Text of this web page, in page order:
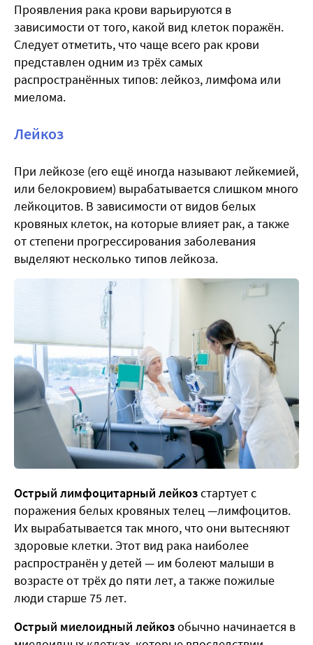
Проявления рака крови варьируются в
зависимости от того, какой вид клеток поражён.
Следует отметить, что чаще всего рак крови
представлен одним из трёх самых
распространённых типов: лейкоз, лимфома или
миелома.
Лейкоз
При лейкозе (его ещё иногда называютлейкемией,
или белокровием) вырабатывается слишком много
лейкоцитов. В зависимости от видов белых
кровяных клеток, на которые влияет рак, а также
от степени прогрессирования заболевания
выделяют несколько типов лейкоза.
Острый лимфоцитарный лейкозстартует с
поражения белых кровяных телец —лимфоцитов.
Их вырабатывается так много, что они вытесняют
здоровые клетки. Этот вид рака наиболее
распространён у детей — им болеют малыши в
возрасте от трёх до пяти лет, а также пожилые
люди старше 75 лет.
Острый миелоидный лейкозобычно начинается в